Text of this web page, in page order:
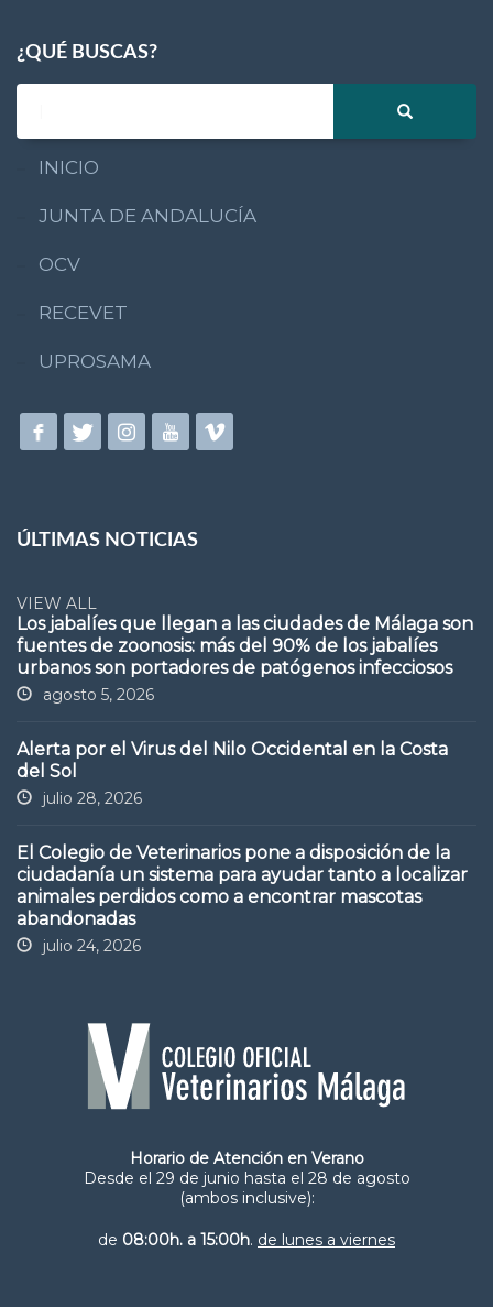
¿QUÉ BUSCAS?
INICIO
JUNTA DE ANDALUCÍA
OCV
RECEVET
UPROSAMA
ÚLTIMAS NOTICIAS
VIEW ALL
Los jabalíes que llegan a las ciudades de Málaga son
fuentes de zoonosis: más del 90% de los jabalíes
urbanos son portadores de patógenos infecciosos
agosto 5, 2026
Alerta por el Virus del Nilo Occidental en la Costa
del Sol
julio 28, 2026
El Colegio de Veterinarios pone a disposición de la
ciudadanía un sistema para ayudar tanto a localizar
animales perdidos como a encontrar mascotas
abandonadas
julio 24, 2026
Horario de Atención en Verano
Desde el 29 de junio hasta el 28 de agosto
(ambos inclusive):
de 08:00h. a 15:00h. de lunes a viernes